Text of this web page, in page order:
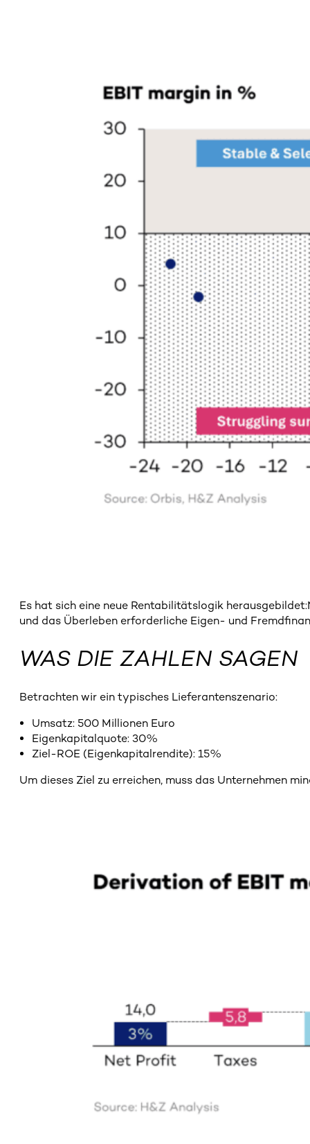
Es hat sich eine neue Rentabilitätslogik
und das Überleben erforderliche Eigen- und
WAS DIE ZAHLEN SAGEN
Betrachten wir ein typisches Lieferantenszenario:
Umsatz: 500 Millionen Euro
Eigenkapitalquote: 30%
Ziel-ROE (Eigenkapitalrendite): 15%
Um dieses Ziel zu erreichen, muss das Unternehmen